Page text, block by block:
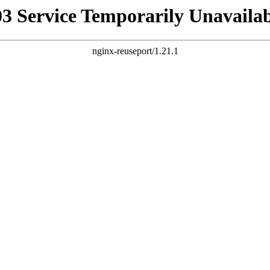
Service Temporarily
nginx-reuseport/1.21.1